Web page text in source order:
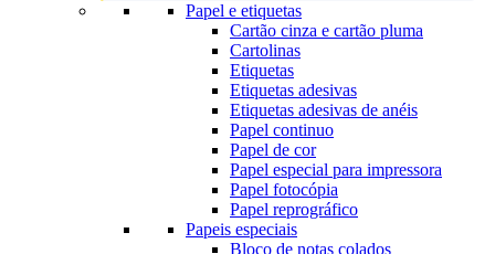
Papel e etiquetas
Cartão cinza e cartão pluma
Cartolinas
Etiquetas
Etiquetas adesivas
Etiquetas adesivas de anéis
Papel continuo
Papel de cor
Papel especial para impressora
Papel fotocópia
Papel reprográfico
Papeis especiais
Bloco de notas colados